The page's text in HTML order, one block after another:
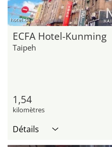
hotel.de
ECFA Hotel-Kunming
Taipeh
1,54
kilomètres
Détails